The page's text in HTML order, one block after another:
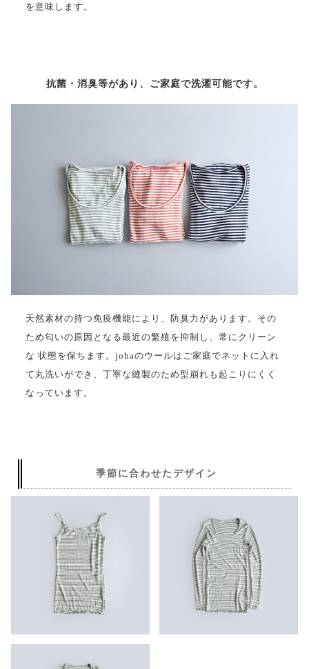
を意味します。
抗菌・消臭等があり、ご家庭で洗濯可能です。
天然素材の持つ免疫機能により、防臭力があります。その
ため匂いの原因となる最近の繁殖を抑制し、常にクリーン
な 状態を保ちます。johaのウールはご家庭でネットに入れ
て丸洗いができ、丁寧な縫製のため型崩れも起こりにくく
なっています。
季節に合わせたデザイン